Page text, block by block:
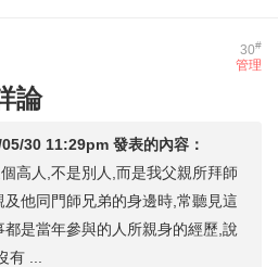
30#
管理
論
30 11:29pm 發表的內容：
高人,不是別人,而是我父親所拜師
他同門師兄弟的身邊時,常聽見這
是當年參與的人所親身的經歷,說
...